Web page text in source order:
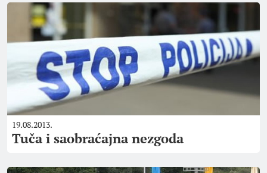
19.08.2013.
Tuča i saobraćajna nezgoda